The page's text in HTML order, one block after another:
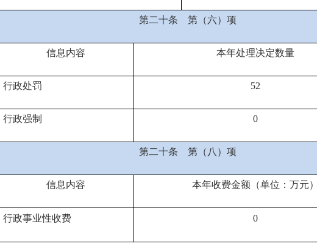
第二十条 第（六）项
信息内容 本年处理决定数量
行政处罚 52
行政强制 0
第二十条 第（八）项
信息内容 本年收费金额（单位：万元）
行政事业性收费 0